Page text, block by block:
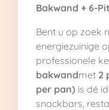
Bakwand + 6-
Bent u op zoek
energiezuinige
professionele
bakwandmet 2
per pan) is dé
snackbars,